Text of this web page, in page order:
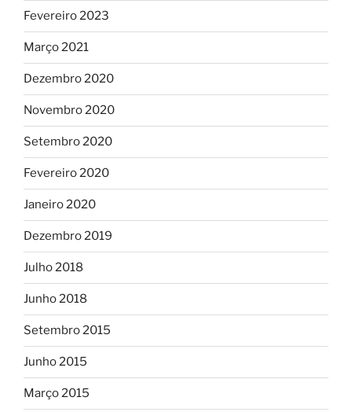
Fevereiro 2023
Março 2021
Dezembro 2020
Novembro 2020
Setembro 2020
Fevereiro 2020
Janeiro 2020
Dezembro 2019
Julho 2018
Junho 2018
Setembro 2015
Junho 2015
Março 2015